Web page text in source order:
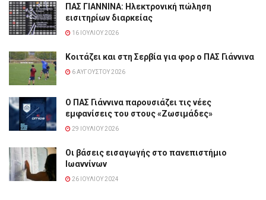
ΠΑΣ ΓΙΑΝΝΙΝΑ: Hλεκτρονική πώληση
εισιτηρίων διαρκείας
16 ΙΟΥΛΊΟΥ 2026
Κοιτάζει και στη Σερβία για φορ ο ΠΑΣ Γιάννινα
6 ΑΥΓΟΎΣΤΟΥ 2026
Ο ΠΑΣ Γιάννινα παρουσιάζει τις νέες
εμφανίσεις του στους «Ζωσιμάδες»
29 ΙΟΥΛΊΟΥ 2026
Οι βάσεις εισαγωγής στο πανεπιστήμιο
Ιωαννίνων
26 ΙΟΥΛΊΟΥ 2024